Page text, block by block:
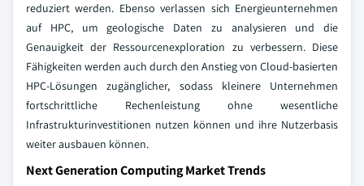
reduziert werden. Ebenso verlassen sich Energieunternehmen
auf HPC, um geologische Daten zu analysieren und die
Genauigkeit der Ressourcenexploration zu verbessern. Diese
Fähigkeiten werden auch durch den Anstieg von Cloud-basierten
HPC-Lösungen zugänglicher, sodass kleinere Unternehmen
fortschrittliche Rechenleistung ohne wesentliche
Infrastrukturinvestitionen nutzen können und ihre Nutzerbasis
weiter ausbauen können.
Next Generation Computing Market Trends